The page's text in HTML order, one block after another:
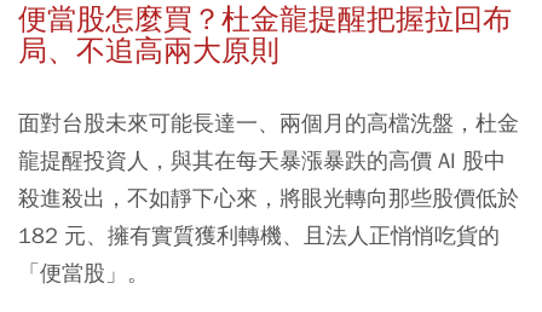
便當股怎麼買？杜金龍提醒把握拉回布
局、不追高兩大原則
面對台股未來可能長達一、兩個月的高檔洗盤，杜金
龍提醒投資人，與其在每天暴漲暴跌的高價 AI 股中
殺進殺出，不如靜下心來，將眼光轉向那些股價低於
182 元、擁有實質獲利轉機、且法人正悄悄吃貨的
「便當股」。